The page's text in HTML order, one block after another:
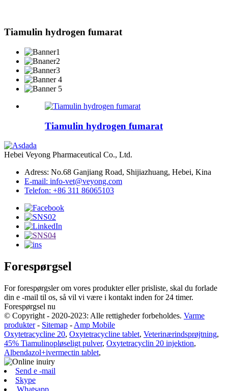
Tiamulin hydrogen fumarat
Tiamulin hydrogen fumarat
Hebei Veyong Pharmaceutical Co., Ltd.
Adress: No.68 Ganjiang Road, Shijiazhuang, Hebei, Kina
E-mail: info-vet@veyong.com
Telefon: +86 311 86065103
Forespørgsel
For forespørgsler om vores produkter eller prisliste, skal du forlade
din e -mail til os, så vil vi være i kontakt inden for 24 timer.
Forespørgsel nu
© Copyright - 2020-2023: Alle rettigheder forbeholdes. Varme
produkter- Sitemap - Amp Mobile
Oxytetracycline 20, Oxytetracycline tablet, Veterinærindsprøjtning,
45% Tiamulinopløseligt pulver, Oxytetracyclin 20 injektion,
Albendazol+ivermectin tablet,
Send e -mail
Skype